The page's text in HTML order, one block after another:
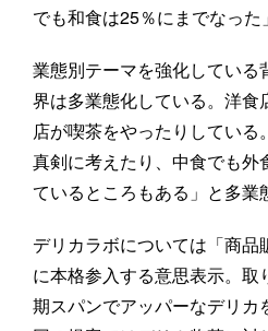
でも和食は25％にまでなった
業態別テーマを強化している
界は多業態化している。洋食
店が喫茶をやったりしてい
真剣に考えたり、中食でも外
ているところもある」と多業
デリカラボについては「商
に本格参入する意思表示。
期スパンでアッパーなデリカ